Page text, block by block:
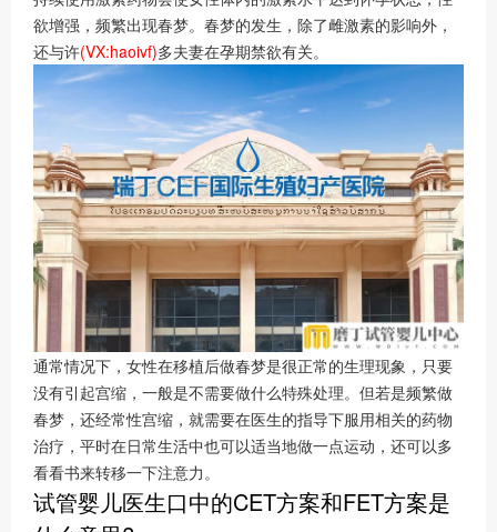
欲增强，频繁出现春梦。春梦的发生，除了雌激素的影响外，
还与许(VX:haoivf)多夫妻在孕期禁欲有关。
通常情况下，女性在移植后做春梦是很正常的生理现象，只要
没有引起宫缩，一般是不需要做什么特殊处理。但若是频繁做
春梦，还经常性宫缩，就需要在医生的指导下服用相关的药物
治疗，平时在日常生活中也可以适当地做一点运动，还可以多
看看书来转移一下注意力。
试管婴儿医生口中的CET方案和FET方案是